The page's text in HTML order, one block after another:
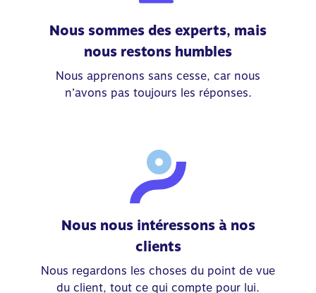
Nous sommes des experts, mais
nous restons humbles
Nous apprenons sans cesse, car nous
n’avons pas toujours les réponses.
Nous nous intéressons à nos
clients
Nous regardons les choses du point de vue
du client, tout ce qui compte pour lui.